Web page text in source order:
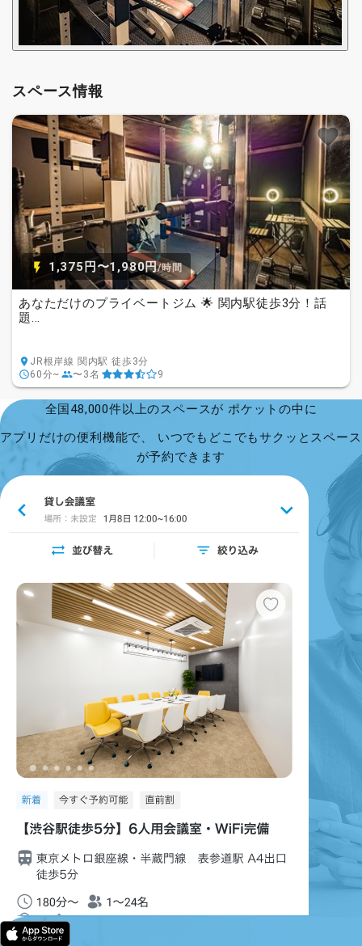
スペース情報
1,375円〜1,980円/時間
あなただけのプライベートジム 🌟 関内駅徒歩3分！話
題...
JR根岸線 関内駅 徒歩3分
60分~
〜3名 9
全国48,000件以上のスペースが ポケットの中に
アプリだけの便利機能で、 いつでもどこでもサクッとスペース
が予約できます